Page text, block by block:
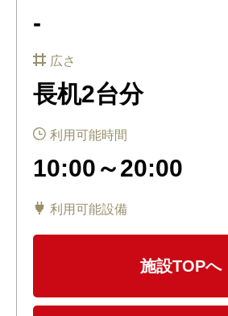
-
広さ
長机2台分
利用可能時間
10:00～20:00
利用可能設備
施設TOPへ